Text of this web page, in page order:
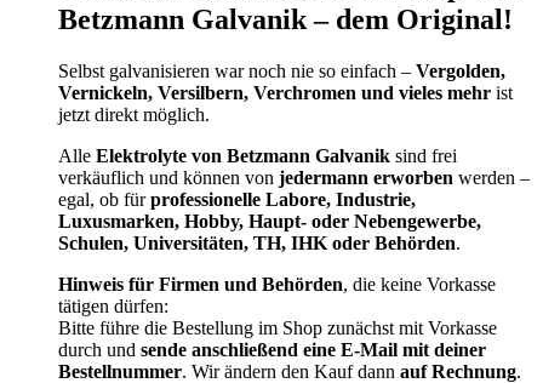
Betzmann Galvanik – dem Original!
Selbst galvanisieren war noch nie so einfach – Vergolden,
Vernickeln, Versilbern, Verchromen und vieles mehr ist
jetzt direkt möglich.
Alle Elektrolyte von Betzmann Galvanik sind frei
verkäuflich und können von jedermann erworben werden –
egal, ob fürprofessionelle Labore, Industrie,
Luxusmarken, Hobby, Haupt- oder Nebengewerbe,
Schulen, Universitäten, TH, IHK oder Behörden.
Hinweis für Firmen und Behörden, die keine Vorkasse
tätigen dürfen:
Bitte führe die Bestellung im Shop zunächst mit Vorkasse
durch und sende anschließend eine E-Mail mit deiner
Bestellnummer. Wir ändern den Kauf dann auf Rechnung.